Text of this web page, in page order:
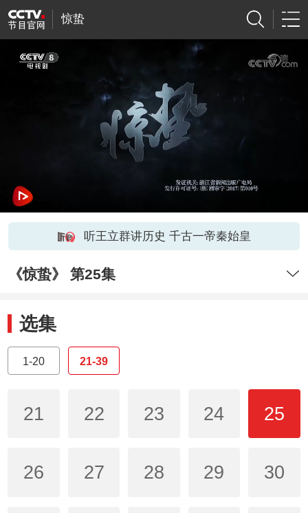
惊蛰
听王立群讲历史 千古一帝秦始皇
《惊蛰》 第25集
选集
1-20 21-39
21 22 23 24 25
26 27 28 29 30